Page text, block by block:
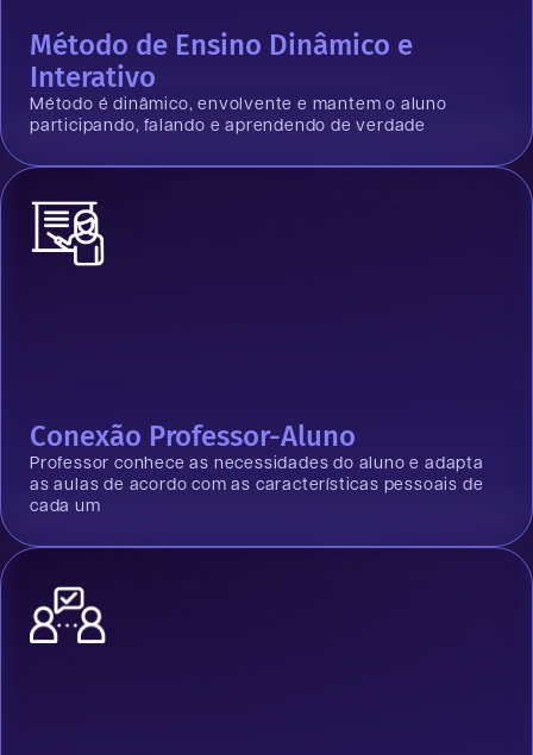
Método de Ensino Dinâmico e
Interativo
Método é dinâmico, envolvente e mantem o aluno
participando, falando e aprendendo de verdade
Conexão Professor-Aluno
Professor conhece as necessidades do aluno e adapta
as aulas de acordo com as características pessoais de
cada um